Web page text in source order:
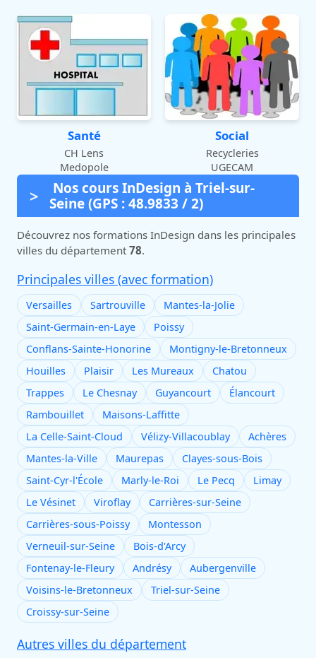
Santé
CH Lens
Medopole
Social
Recycleries
UGECAM
Nos cours InDesign à Triel-sur-
Seine (GPS : 48.9833 / 2)
Découvrez nos formations InDesign dans les principales
villes du département 78.
Principales villes (avec formation)
Versailles Sartrouville
Mantes-la-Jolie
Saint-Germain-en-Laye
Poissy
Conflans-Sainte-Honorine
Montigny-le-Bretonneux
Houilles
Plaisir Les Mureaux
Chatou
Trappes
Le Chesnay Guyancourt
Élancourt
Rambouillet
Maisons-Laffitte
La Celle-Saint-Cloud
Vélizy-Villacoublay
Achères
Mantes-la-Ville
Maurepas
Clayes-sous-Bois
Saint-Cyr-l'École
Marly-le-Roi Le Pecq
Limay
Le Vésinet
Viroflay
Carrières-sur-Seine
Carrières-sous-Poissy
Montesson
Verneuil-sur-Seine
Bois-d'Arcy
Fontenay-le-Fleury
Andrésy
Aubergenville
Voisins-le-Bretonneux
Triel-sur-Seine
Croissy-sur-Seine
Autres villes du département